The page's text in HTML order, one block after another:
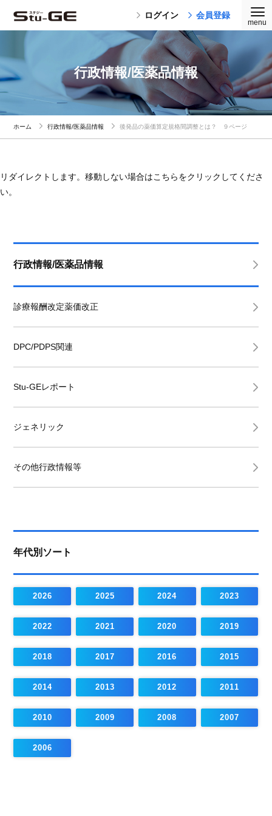
ログイン 会員登録
行政情報/医薬品情報
ホーム 行政情報/医薬品情報 後発品の薬価算定規格間調整とは？ ９ページ
リダイレクトします。移動しない場合はこちらをクリックしてくださ
い。
行政情報/医薬品情報
診療報酬改定薬価改正
DPC/PDPS関連
Stu-GEレポート
ジェネリック
その他行政情報等
年代別ソート
2026 2025 2024 2023
2022 2021 2020 2019
2018 2017 2016 2015
2014 2013 2012 2011
2010 2009 2008 2007
2006